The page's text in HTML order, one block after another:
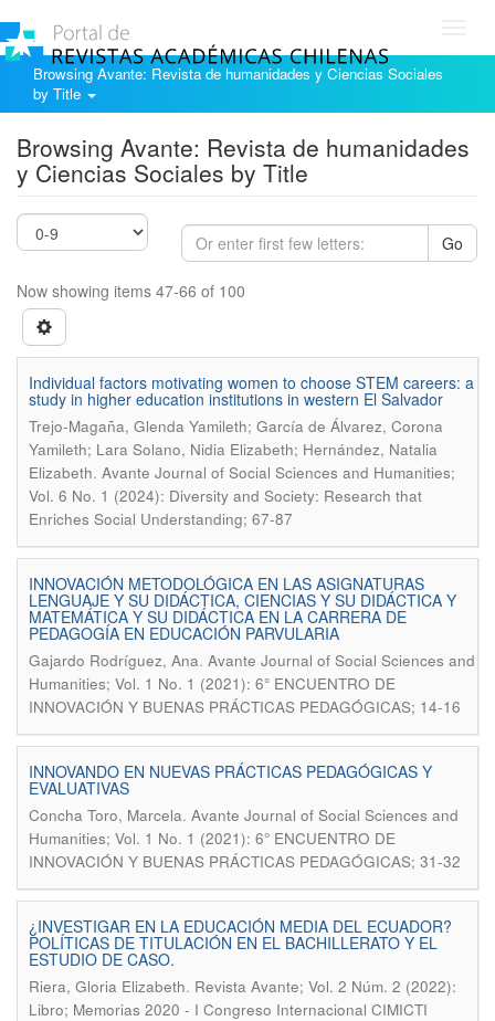
Browsing Avante: Revista de humanidades y Ciencias Sociales
by Title
Browsing Avante: Revista de humanidades
y Ciencias Sociales by Title
Go
Now showing items 47-66 of 100
Individual factors motivating women to choose STEM careers: a
study in higher education institutions in western El Salvador
Trejo-Magaña, Glenda Yamileth; García de Álvarez, Corona
Yamileth; Lara Solano, Nidia Elizabeth; Hernández, Natalia
Elizabeth. Avante Journal of Social Sciences and Humanities;
Vol. 6 No. 1 (2024): Diversity and Society: Research that
Enriches Social Understanding; 67-87
INNOVACIÓN METODOLÓGICA EN LAS ASIGNATURAS
LENGUAJE Y SU DIDÁCTICA, CIENCIAS Y SU DIDÁCTICA Y
MATEMÁTICA Y SU DIDÁCTICA EN LA CARRERA DE
PEDAGOGÍA EN EDUCACIÓN PARVULARIA
Gajardo Rodríguez, Ana. Avante Journal of Social Sciences and
Humanities; Vol. 1 No. 1 (2021): 6° ENCUENTRO DE
INNOVACIÓN Y BUENAS PRÁCTICAS PEDAGÓGICAS; 14-16
INNOVANDO EN NUEVAS PRÁCTICAS PEDAGÓGICAS Y
EVALUATIVAS
Concha Toro, Marcela. Avante Journal of Social Sciences and
Humanities; Vol. 1 No. 1 (2021): 6° ENCUENTRO DE
INNOVACIÓN Y BUENAS PRÁCTICAS PEDAGÓGICAS; 31-32
¿INVESTIGAR EN LA EDUCACIÓN MEDIA DEL ECUADOR?
POLÍTICAS DE TITULACIÓN EN EL BACHILLERATO Y EL
ESTUDIO DE CASO.
Riera, Gloria Elizabeth. Revista Avante; Vol. 2 Núm. 2 (2022):
Libro; Memorias 2020 - I Congreso Internacional CIMICTI